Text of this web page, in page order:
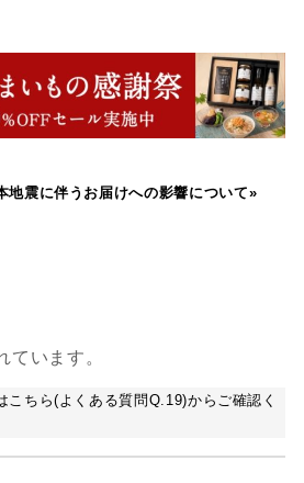
地震に伴うお届けへの影響について»
ています。
こちら(よくある質問Q.19)からご確認く